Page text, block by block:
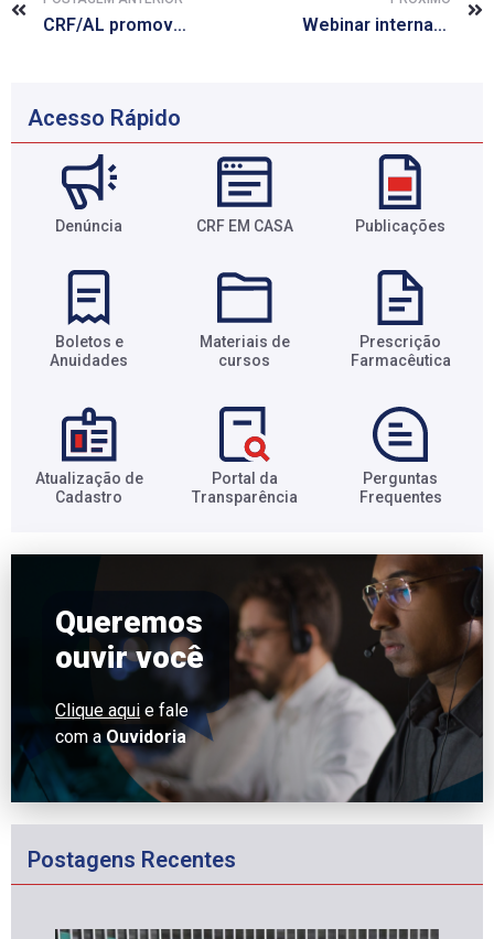
CRF/AL promove curso de capacitação para membros do GT de ensino e pesquisa Webinar internacional virtual sobre Covid-19 recebe inscrições
Acesso Rápido
Denúncia CRF EM CASA Publicações
Boletos e
Anuidades​
Materiais de
cursos​
Prescrição
Farmacêutica​
Atualização de
Cadastro​
Portal da
Transparência​
Perguntas
Frequentes​
Queremos
ouvir você
Clique aqui e fale
com a Ouvidoria
Postagens Recentes